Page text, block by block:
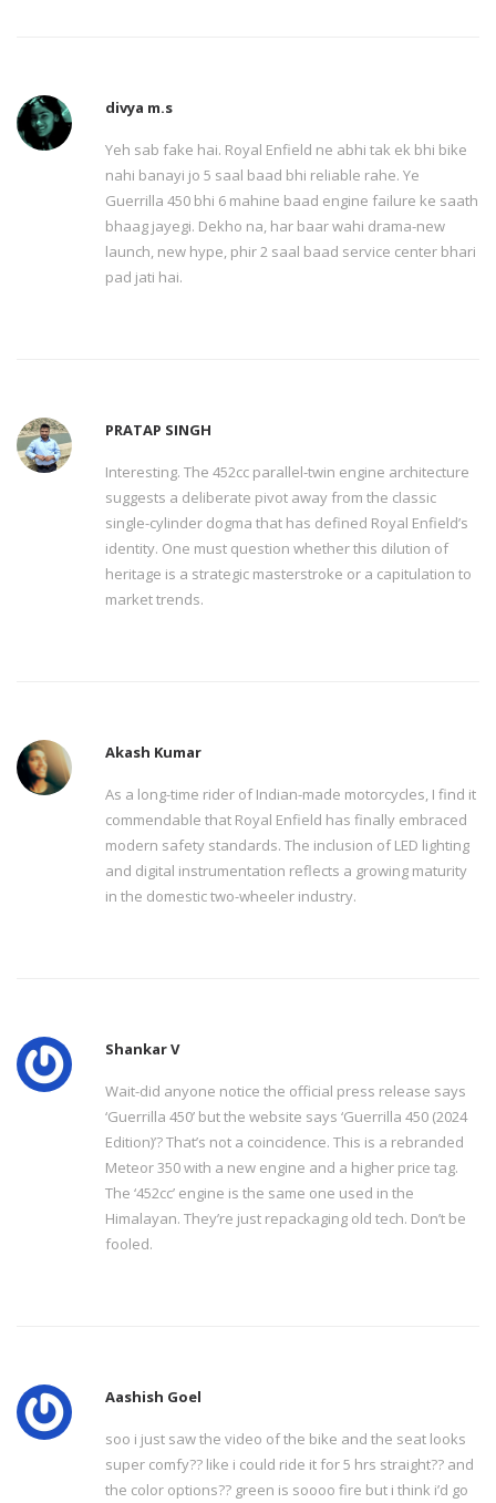
divya m.s
Yeh sab fake hai. Royal Enfield ne abhi tak ek bhi bike
nahi banayi jo 5 saal baad bhi reliable rahe. Ye
Guerrilla 450 bhi 6 mahine baad engine failure ke saath
bhaag jayegi. Dekho na, har baar wahi drama-new
launch, new hype, phir 2 saal baad service center bhari
pad jati hai.
PRATAP SINGH
Interesting. The 452cc parallel-twin engine architecture
suggests a deliberate pivot away from the classic
single-cylinder dogma that has defined Royal Enfield’s
identity. One must question whether this dilution of
heritage is a strategic masterstroke or a capitulation to
market trends.
Akash Kumar
As a long-time rider of Indian-made motorcycles, I find it
commendable that Royal Enfield has finally embraced
modern safety standards. The inclusion of LED lighting
and digital instrumentation reflects a growing maturity
in the domestic two-wheeler industry.
Shankar V
Wait-did anyone notice the official press release says
‘Guerrilla 450’ but the website says ‘Guerrilla 450 (2024
Edition)’? That’s not a coincidence. This is a rebranded
Meteor 350 with a new engine and a higher price tag.
The ‘452cc’ engine is the same one used in the
Himalayan. They’re just repackaging old tech. Don’t be
fooled.
Aashish Goel
soo i just saw the video of the bike and the seat looks
super comfy?? like i could ride it for 5 hrs straight?? and
the color options?? green is soooo fire but i think i’d go